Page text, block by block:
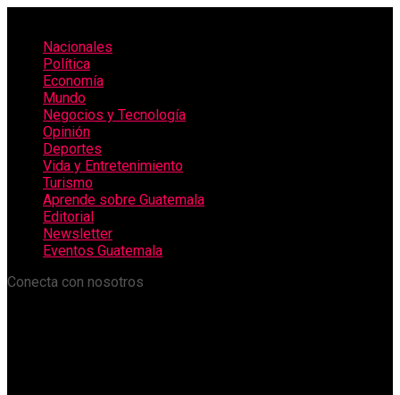
Nacionales
Política
Economía
Mundo
Negocios y Tecnología
Opinión
Deportes
Vida y Entretenimiento
Turismo
Aprende sobre Guatemala
Editorial
Newsletter
Eventos Guatemala
Conecta con nosotros